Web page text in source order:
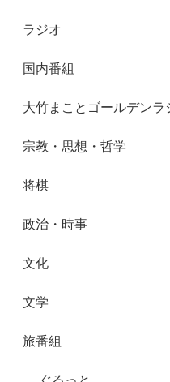
ラジオ
国内番組
大竹まことゴールデンラ
宗教・思想・哲学
将棋
政治・時事
文化
文学
旅番組